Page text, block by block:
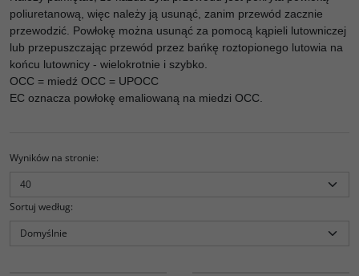
poliuretanową, więc należy ją usunąć, zanim przewód zacznie
przewodzić. Powłokę można usunąć za pomocą kąpieli lutowniczej
lub przepuszczając przewód przez bańkę roztopionego lutowia na
końcu lutownicy - wielokrotnie i szybko.
OCC = miedź OCC = UPOCC
EC oznacza powłokę emaliowaną na miedzi OCC.
Wyników na stronie:
Sortuj według: